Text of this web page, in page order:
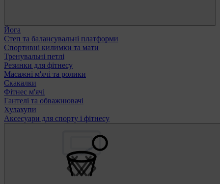
Йога
Степ та балансувальні платформи
Спортивні килимки та мати
Тренувальні петлі
Резинки для фітнесу
Масажні м'ячі та ролики
Скакалки
Фітнес м'ячі
Гантелі та обважнювачі
Хулахупи
Аксесуари для спорту і фітнесу